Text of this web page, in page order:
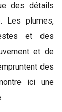
des détails
Les plumes,
et des
et de
des
ici une